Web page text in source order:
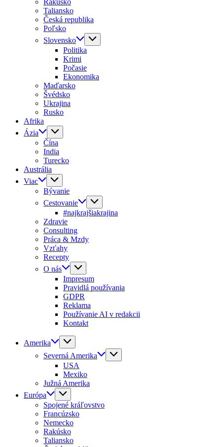
Rakúsko
Taliansko
Česká republika
Poľsko
Slovensko
Politika
Krimi
Počasie
Ekonomika
Maďarsko
Švédsko
Ukrajina
Rusko
Afrika
Ázia
Čína
India
Turecko
Austrália
Viac
Bývanie
Cestovanie
#najkrajšiakrajina
Zdravie
Consulting
Práca & Mzdy
Vzťahy
Recepty
O nás
Impresum
Pravidlá používania
GDPR
Reklama
Používanie AI v redakcii
Kontakt
Amerika
Severná Amerika
USA
Mexiko
Južná Amerika
Európa
Spojené kráľovstvo
Francúzsko
Nemecko
Rakúsko
Taliansko